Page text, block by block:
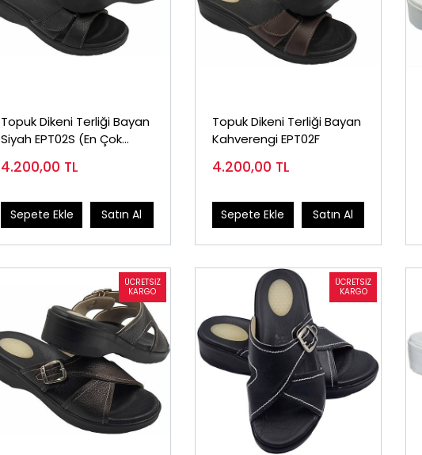
Topuk Dikeni Terliği Bayan
Siyah EPT02S (En Çok
4.200,00 TL
Sepete Ekle Satın Al
Topuk Dikeni Terliği Bayan
Kahverengi EPT02F
4.200,00 TL
Sepete Ekle Satın Al